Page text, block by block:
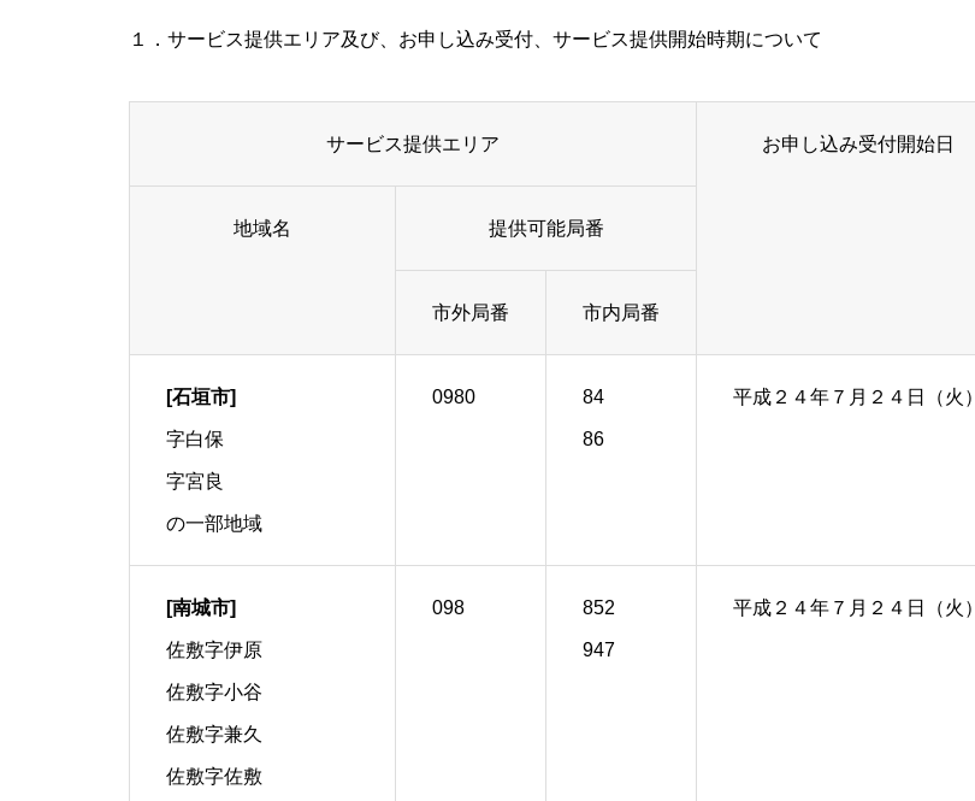
１．サービス提供エリア及び、お申し込み受付、サービス提供開始時期について
サービス提供エリア お申し込み受付開始日
地域名 提供可能局番
市外局番 市内局番
[石垣市]
字白保
字宮良
の一部地域
0980 84
86
平成２４年７月２４日（火）
[南城市]
佐敷字伊原
佐敷字小谷
佐敷字兼久
佐敷字佐敷
098 852
947
平成２４年７月２４日（火）